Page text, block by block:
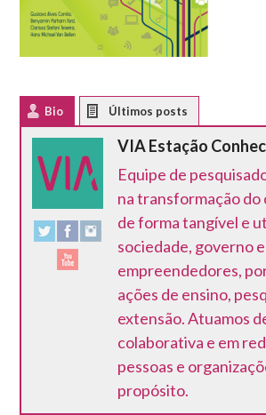
Bio
VIA Estação
Equipe de
na transformação
de forma tangível e
sociedade, governo e
empreendedores,
ações de ensino,
extensão. Atuamos
colaborativa e em
pessoas e
propósito.